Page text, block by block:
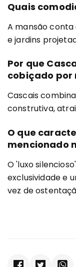
Quais
A mansão conta
e jardins
Por que
cobiçado por
Cascais
construtiva,
O que
mencionado
O 'luxo
exclusividade e
vez de